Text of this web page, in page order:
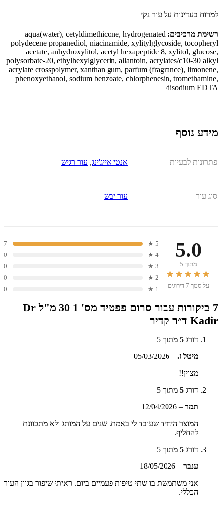
למרוח בעדינות על עור נקי
רשימת מרכיבים: aqua(water), cetyldimethicone, hydrogenated
polydecene propanediol, niacinamide, xylitylglycoside, tocopheryl
acetate, anhydroxylitol, acetyl hexapeptide 8, xylitol, glucose,
polysorbate-20, ethylhexylglycerin, allantoin, acrylates/c10-30 alkyl
acrylate crosspolymer, xanthan gum, parfum (fragrance), limonene,
phenoxyethanol, sodium benzoate, chlorphenesin, tromethamine,
disodium EDTA
מידע נוסף
פתרונות לבעיות אנטי אייג'ינג, עור רגיש
סוג עור עור יבש
5.0
מתוך 5
★★★★★
על סמך 7 דירוגים
5 ★
7
4 ★
0
3 ★
0
2 ★
0
1 ★
0
7 ביקורות עבור
סרום פפטיד מס' 1 30 מ"ל Dr
Kadir ד״ר קדיר
דורג 5 מתוך 5
מיטל ז. –
05/03/2026
מצוין!!
דורג 5 מתוך 5
תמר –
12/04/2026
המוצר היחיד שעובד לי באמת. שנים על המותג ולא מתכוונת
להחליף.
דורג 5 מתוך 5
ענבר –
18/05/2026
אני משתמשת בו שתי טיפות פעמיים ביום. ראיתי שיפור בגוון העור
הכללי.